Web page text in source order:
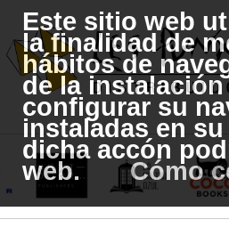
Este sitio web
la finalidad de
hábitos de
de la
configurar su
instaladas en
dicha accón
web.Cómo